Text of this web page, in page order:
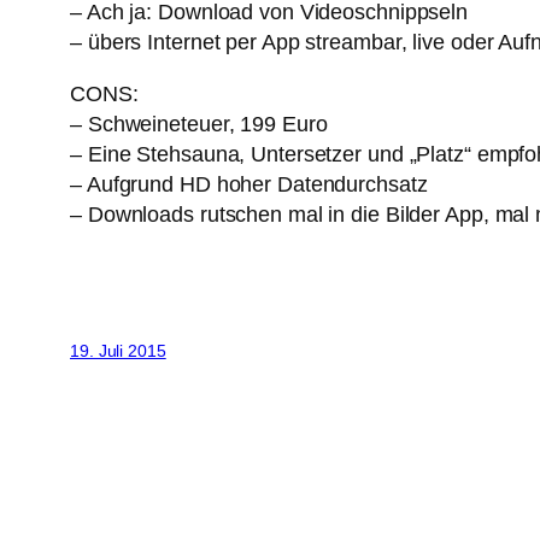
– Ach ja: Download von Videoschnippseln
– übers Internet per App streambar, live oder
CONS:
– Schweineteuer, 199 Euro
– Eine Stehsauna, Untersetzer und „Platz“
– Aufgrund HD hoher Datendurchsatz
– Downloads rutschen mal in die Bilder App, mal
19. Juli 2015